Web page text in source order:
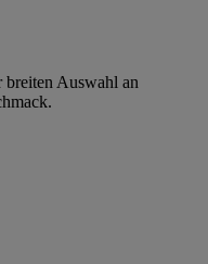
breiten Auswahl an